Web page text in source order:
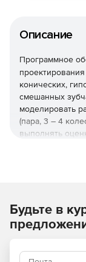
Описание
Программное
конических,
смешанных
моделировать
(пара, 3 – 4
выполнять
На основе
позволяет
Будьте в